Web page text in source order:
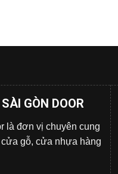
GÒN DOOR
là đơn vị chuyên cung
gỗ, cửa nhựa hàng